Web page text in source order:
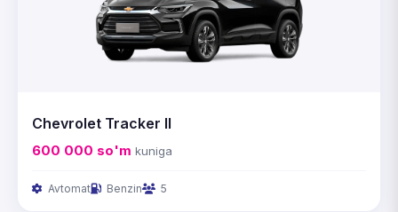
Chevrolet Tracker II
600 000 so'm kuniga
Avtomat Benzin 5